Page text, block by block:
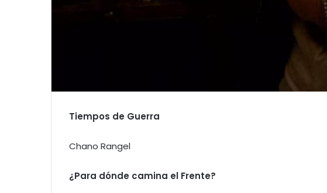
Tiempos de Guerra
Chano Rangel
¿Para dónde camina el Frente?